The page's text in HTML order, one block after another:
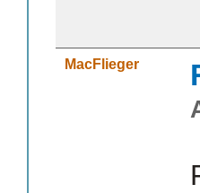
MacFlieger